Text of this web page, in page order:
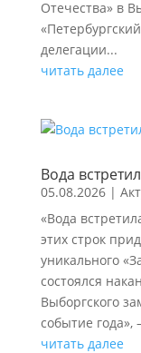
Отечества» в
делегации...
читать далее
Вода
05.08.2026|
«Вода
этих строк
уникального
состоялся
Выборгского
событие
читать далее